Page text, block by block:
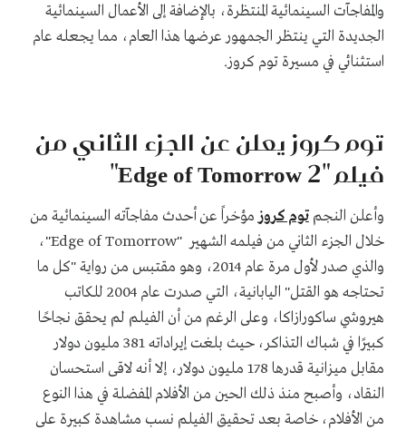
والمفاجآت السينمائية المنتظرة، بالإضافة إلى الأعمال السينمائية
الجديدة التي ينتظر الجمهور عرضها هذا العام، مما يجعله عام
استثنائي في مسيرة توم كروز.
توم كروز يعلن عن الجزء الثاني من
فيلم "Edge of Tomorrow 2"
وأعلن النجم توم كروز مؤخراً عن أحدث مفاجآته السينمائية من
خلال الجزء الثاني من فيلمه الشهير "Edge of Tomorrow"،
والذي صدر لأول مرة عام 2014، وهو مقتبس من رواية "كل ما
تحتاجه هو القتل" اليابانية، التي صدرت عام 2004 للكاتب
هيروشي ساكورازاكا، وعلى الرغم من أن الفيلم لم يحقق نجاحًا
كبيرًا في شباك التذاكر، حيث بلغت إيراداته 381 مليون دولار
مقابل ميزانية قدرها 178 مليون دولار، إلا أنه لاقى استحسان
النقاد، وأصبح منذ ذلك الحين من الأفلام المفضلة في هذا النوع
من الأفلام، خاصة بعد تحقيق الفيلم نسب مشاهدة كبيرة على